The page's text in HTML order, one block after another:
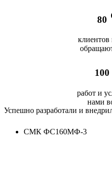
80
клиентов
100
работ и
нами
Успешно разработали и
СМК ФС160МФ-3